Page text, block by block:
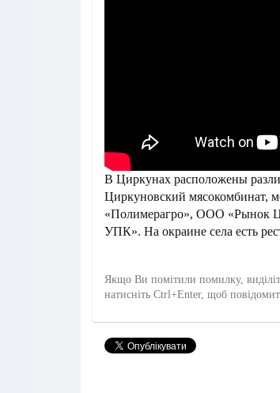
В Циркунах расположены
Циркуновский мясокомбинат,
«Полимерагро», ООО «Рынок
УПК». На окраине села есть
Якщо Ви помітили помилку,
натисніть Ctrl+Enter, щоб